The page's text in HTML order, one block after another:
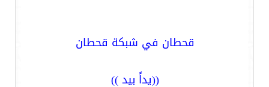
قحطان في شبكة قحطان
((يداً بيد ))